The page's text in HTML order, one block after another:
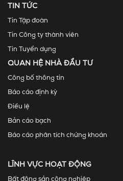
TIN TỨC
Tin Tập đoàn
Tin Công ty thành viên
Tin Tuyển dụng
QUAN HỆ NHÀ ĐẦU TƯ
Công bố thông tin
Báo cáo định kỳ
Điều lệ
Bản cáo bạch
Báo cáo phân tích chứng khoán
LĨNH VỰC HOẠT ĐỘNG
Bất động sản công nghiệp